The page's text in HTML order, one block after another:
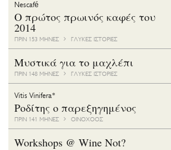
Nescafé
Ο πρώτος πρωινός καφές του
2014
ΠΡΙΝ 153 ΜΗΝΕΣ ΓΛΥΚΕΣ ΙΣΤΟΡΙΕΣ
Μυστικά για το μαχλέπι
ΠΡΙΝ 148 ΜΗΝΕΣ ΓΛΥΚΕΣ ΙΣΤΟΡΙΕΣ
Vitis Vinifera*
Ροδίτης ο παρεξηγημένος
ΠΡΙΝ 141 ΜΗΝΕΣ ΟΙΝΟΧΟΟΣ
Workshops @ Wine Not?